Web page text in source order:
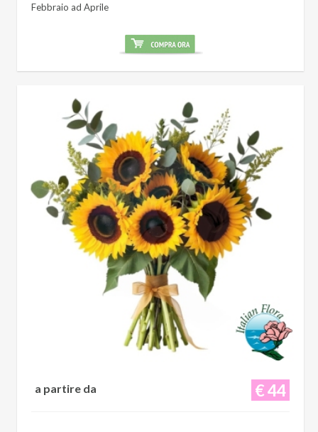
Febbraio ad Aprile
€ 44
a partire da